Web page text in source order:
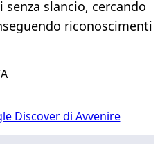
slancio, cercando
riconoscimenti
Discover di Avvenire